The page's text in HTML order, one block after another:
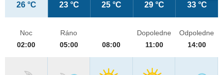
26 °C 23 °C 25 °C 29 °C 33 °C
Noc
02:00
Ráno
05:00
08:00
Dopoledne
11:00
Odpoledne
14:00